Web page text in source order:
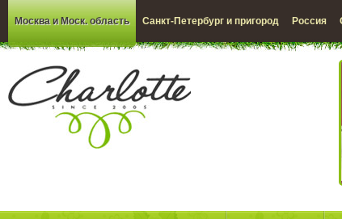
Москва и Моск. область Санкт-Петербург и пригород Россия